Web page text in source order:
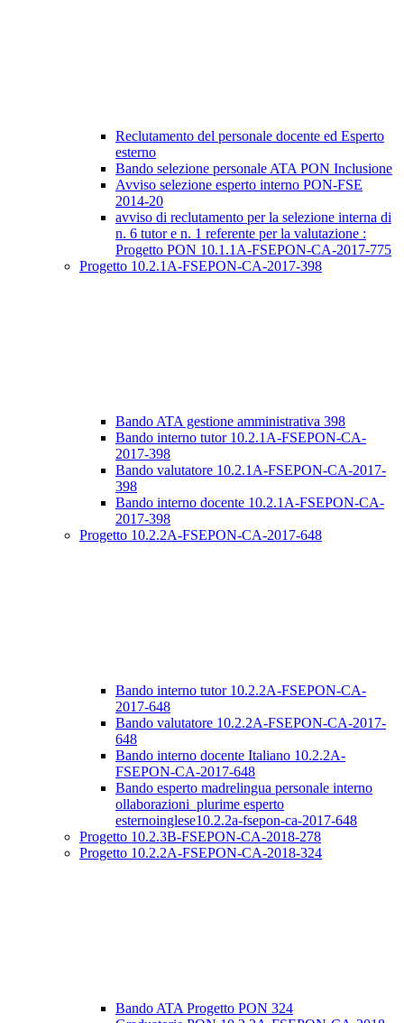
Reclutamento del personale docente ed Esperto
esterno
Bando selezione personale ATA PON Inclusione
Avviso selezione esperto interno PON-FSE
2014-20
avviso di reclutamento per la selezione interna di
n. 6 tutor e n. 1 referente per la valutazione :
Progetto PON 10.1.1A-FSEPON-CA-2017-775
Progetto 10.2.1A-FSEPON-CA-2017-398
Bando ATA gestione amministrativa 398
Bando interno tutor 10.2.1A-FSEPON-CA-
2017-398
Bando valutatore 10.2.1A-FSEPON-CA-2017-
398
Bando interno docente 10.2.1A-FSEPON-CA-
2017-398
Progetto 10.2.2A-FSEPON-CA-2017-648
Bando interno tutor 10.2.2A-FSEPON-CA-
2017-648
Bando valutatore 10.2.2A-FSEPON-CA-2017-
648
Bando interno docente Italiano 10.2.2A-
FSEPON-CA-2017-648
Bando esperto madrelingua personale interno
ollaborazioni_plurime esperto
esternoinglese10.2.2a-fsepon-ca-2017-648
Progetto 10.2.3B-FSEPON-CA-2018-278
Progetto 10.2.2A-FSEPON-CA-2018-324
Bando ATA Progetto PON 324